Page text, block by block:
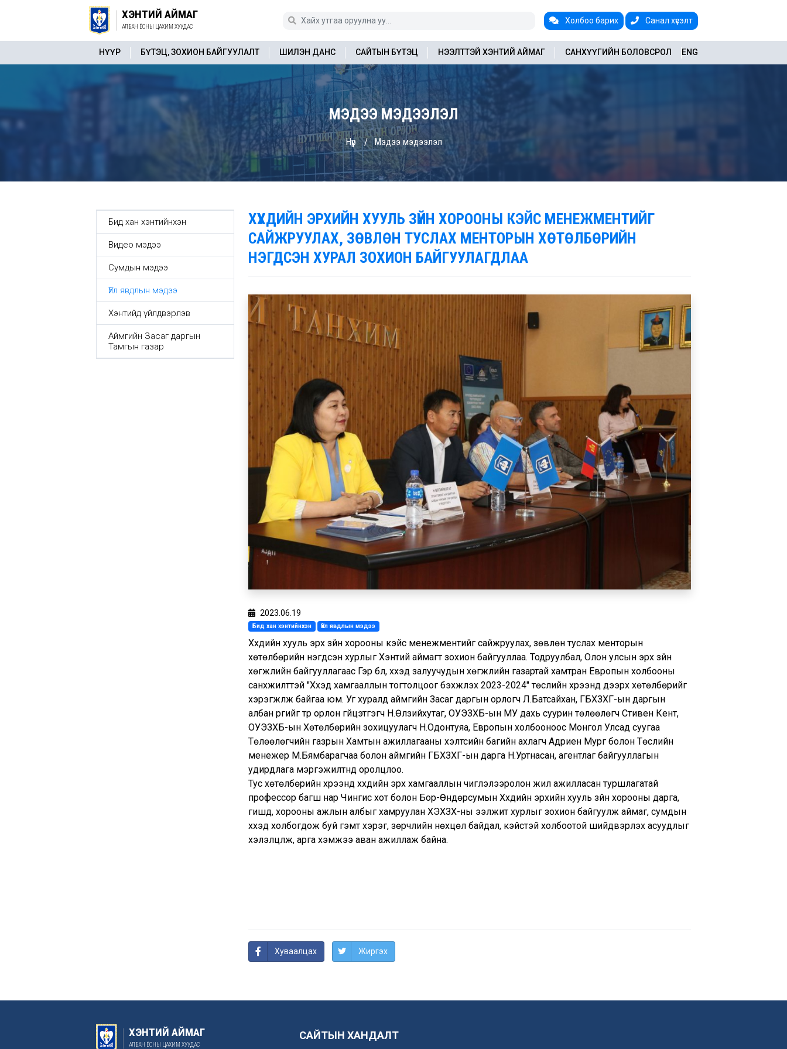
Холбоо барих Санал хүсэлт
ХЭНТИЙ АЙМАГ
АЛБАН ЁСНЫ ЦАХИМ ХУУДАС
ENG
НҮҮР БҮТЭЦ, ЗОХИОН БАЙГУУЛАЛТ ШИЛЭН ДАНС САЙТЫН БҮТЭЦ НЭЭЛТТЭЙ ХЭНТИЙ АЙМАГ САНХҮҮГИЙН БОЛОВСРОЛ
МЭДЭЭ МЭДЭЭЛЭЛ
Нүүр Мэдээ мэдээлэл
Бид хан хэнтийнхэн
Видео мэдээ
Сумдын мэдээ
Үйл явдлын мэдээ
Хэнтийд үйлдвэрлэв
Аймгийн Засаг даргын
Тамгын газар
ХҮҮХДИЙН ЭРХИЙН ХУУЛЬ ЗҮЙН ХОРООНЫ КЭЙС МЕНЕЖМЕНТИЙГ
САЙЖРУУЛАХ, ЗӨВЛӨН ТУСЛАХ МЕНТОРЫН ХӨТӨЛБӨРИЙН
НЭГДСЭН ХУРАЛ ЗОХИОН БАЙГУУЛАГДЛАА
2023.06.19
Бид хан хэнтийнхэн Үйл явдлын мэдээ
Хүүхдийн хууль эрх зүйн хорооны кэйс менежментийг сайжруулах, зөвлөн туслах менторын
хөтөлбөрийн нэгдсэн хурлыг Хэнтий аймагт зохион байгууллаа. Тодруулбал, Олон улсын эрх зүйн
хөгжлийн байгууллагаас Гэр бүл, хүүхэд залуучудын хөгжлийн газартай хамтран Европын холбооны
санхүүжилттэй "Хүүхэд хамгааллын тогтолцоог бэхжүүлэх 2023-2024" төслийн хүрээнд дээрх хөтөлбөрийг
хэрэгжүүлж байгаа юм. Уг хуралд аймгийн Засаг даргын орлогч Л.Батсайхан, ГБХЗХГ-ын даргын
албан үүргийг түр орлон гүйцэтгэгч Н.Өлзийхутаг, ОУЭЗХБ-ын МУ дахь суурин төлөөлөгч Стивен Кент,
ОУЭЗХБ-ын Хөтөлбөрийн зохицуулагч Н.Одонтуяа, Европын холбооноос Монгол Улсад суугаа
Төлөөлөгчийн газрын Хамтын ажиллагааны хэлтсийн багийн ахлагч Адриен Мург болон Төслийн
менежер М.Бямбарагчаа болон аймгийн ГБХЗХГ-ын дарга Н.Уртнасан, агентлаг байгууллагын
удирдлага мэргэжилтнүүд оролцлоо.
Тус хөтөлбөрийн хүрээнд хүүхдийн эрх хамгааллын чиглэлээролон жил ажилласан туршлагатай
профессор багш нар Чингис хот болон Бор-Өндөрсумын Хүүхдийн эрхийн хууль зүйн хорооны дарга,
гишүүд, хорооны ажлын албыг хамруулан ХЭХЗХ-ны ээлжит хурлыг зохион байгуулж аймаг, сумдын
хүүхэд холбогдож буй гэмт хэрэг, зөрчлийн нөхцөл байдал, кэйстэй холбоотой шийдвэрлэх асуудлыг
хэлэлцүүлж, арга хэмжээ аван ажиллаж байна.
Хуваалцах Жиргэх
ХЭНТИЙ АЙМАГ
АЛБАН ЁСНЫ ЦАХИМ ХУУДАС
САЙТЫН ХАНДАЛТ